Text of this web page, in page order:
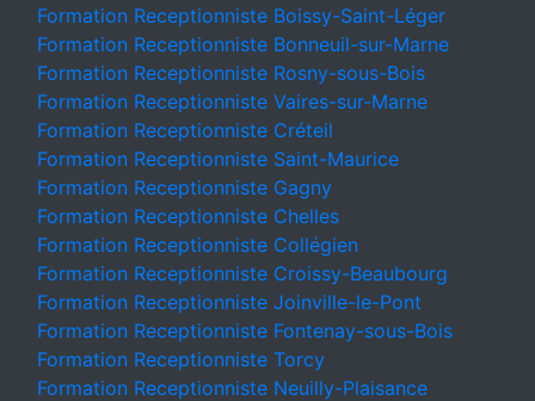
Formation Receptionniste Boissy-Saint-Léger
Formation Receptionniste Bonneuil-sur-Marne
Formation Receptionniste Rosny-sous-Bois
Formation Receptionniste Vaires-sur-Marne
Formation Receptionniste Créteil
Formation Receptionniste Saint-Maurice
Formation Receptionniste Gagny
Formation Receptionniste Chelles
Formation Receptionniste Collégien
Formation Receptionniste Croissy-Beaubourg
Formation Receptionniste Joinville-le-Pont
Formation Receptionniste Fontenay-sous-Bois
Formation Receptionniste Torcy
Formation Receptionniste Neuilly-Plaisance